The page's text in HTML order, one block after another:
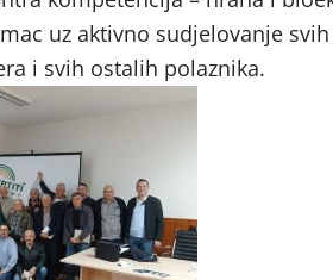
uz aktivno sudjelovanje
i svih ostalih polaznika.